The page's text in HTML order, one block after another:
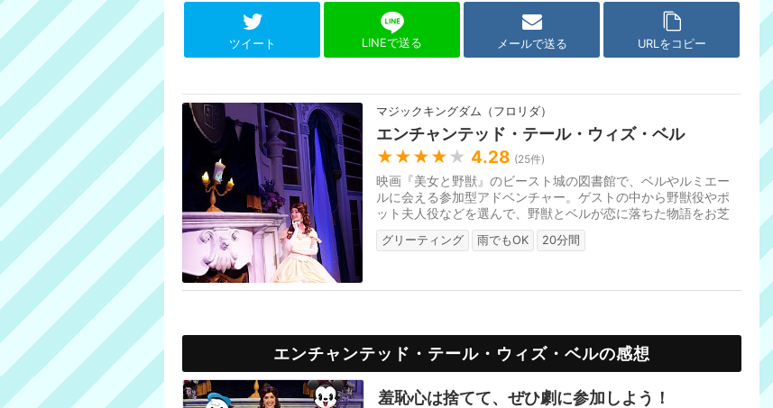
ツイート LINEで送る メールで送る URLをコピー
マジックキングダム（フロリダ）
エンチャンテッド・テール・ウィズ・ベル
★★★★ ★ 4.28 (25件)
映画『美女と野獣』のビースト城の図書館で、ベルやルミエー
ルに会える参加型アドベンチャー。ゲストの中から野獣役やポ
ット夫人役などを選んで、野獣とベルが恋に落ちた物語をお芝
居します。最後にベルとの記念...
グリーティング 雨でもOK 20分間
エンチャンテッド・テール・ウィズ・ベルの感想
羞恥心は捨てて、ぜひ劇に参加しよう！